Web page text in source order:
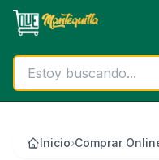
Saltar al contenido
Inicio›Comprar